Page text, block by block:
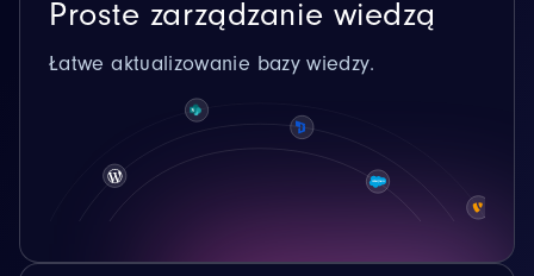
Proste zarządzanie wiedzą
Łatwe aktualizowanie bazy wiedzy.